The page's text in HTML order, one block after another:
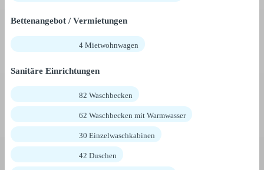
Bettenangebot / Vermietungen
4 Mietwohnwagen
Sanitäre Einrichtungen
82 Waschbecken
62 Waschbecken mit Warmwasser
30 Einzelwaschkabinen
42 Duschen